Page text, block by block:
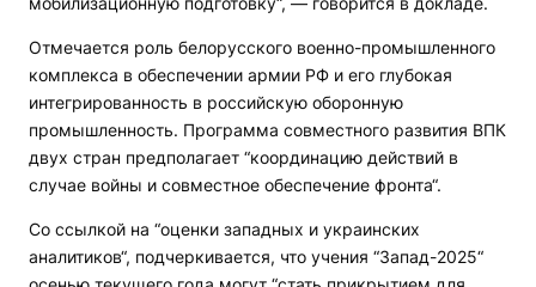
Отмечается роль белорусского военно-промышленного
комплекса в обеспечении армии РФ и его глубокая
интегрированность в российскую оборонную
промышленность. Программа совместного развития ВПК
двух стран предполагает “координацию действий в
случае войны и совместное обеспечение фронта“.
Со ссылкой на “оценки западных и украинских
аналитиков“, подчеркивается, что учения “Запад-2025“